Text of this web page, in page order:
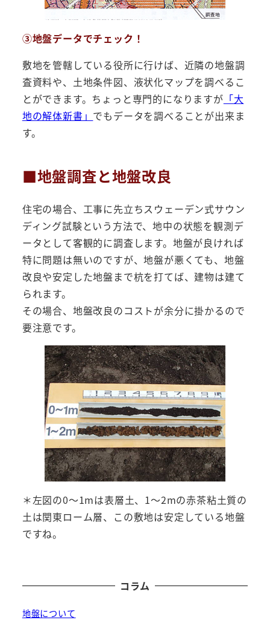
③地盤データでチェック！
敷地を管轄している役所に行けば、近隣の地盤調
査資料や、土地条件図、液状化マップを調べるこ
とができます。ちょっと専門的になりますが 「大
地の解体新書」 でもデータを調べることが出来ま
す。
■地盤調査と地盤改良
住宅の場合、工事に先立ちスウェーデン式サウン
ディング試験という方法で、地中の状態を観測デ
ータとして客観的に調査します。地盤が良ければ
特に問題は無いのですが、地盤が悪くても、地盤
改良や安定した地盤まで杭を打てば、建物は建て
られます。
その場合、地盤改良のコストが余分に掛かるので
要注意です。
＊左図の0～1mは表層土、1～2mの赤茶粘土質の
土は関東ローム層、この敷地は安定している地盤
ですね。
コラム
地盤について